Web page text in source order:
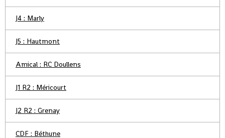
J4 : Marly
J5 : Hautmont
Amical : RC Doullens
J1 R2 : Méricourt
J2 R2 : Grenay
CDF : Béthune